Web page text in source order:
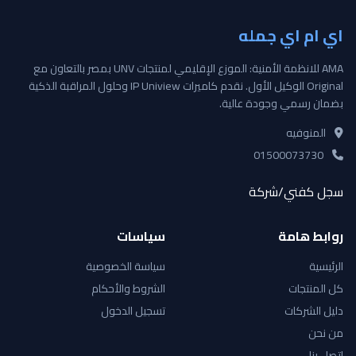
اي ام اي جمله
AMA للانظمة الأمنية: الموزع الإقليمي لمنتجات UNV بمصر بالتعاون مع
Original الوكيل الأول. نقدم كاميرات IP Uniview وحلول المراقبة الذكية
بضمان رسمي وجودة عالية.
المنوفيه
سجل كفني/شركة
روابط هامة
الرئيسية
كل المنتجات
دليل الشركات
من نحن
سياسات
سياسة الخصوصية
الشروط والأحكام
تسجيل الدخول